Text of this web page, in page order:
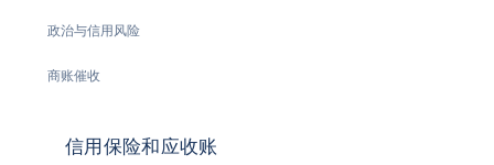
政治与信用风险
商账催收
信用保险和应收账